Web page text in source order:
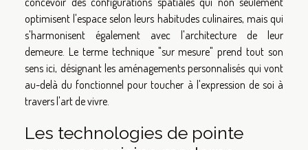
optimisent l'espace selon leurs habitudes culinaires, mais qui
s'harmonisent également avec l'architecture de leur
demeure. Le terme technique "sur mesure" prend tout son
sens ici, désignant les aménagements personnalisés qui vont
au-delà du fonctionnel pour toucher à l'expression de soi à
travers l'art de vivre.
Les technologies de pointe